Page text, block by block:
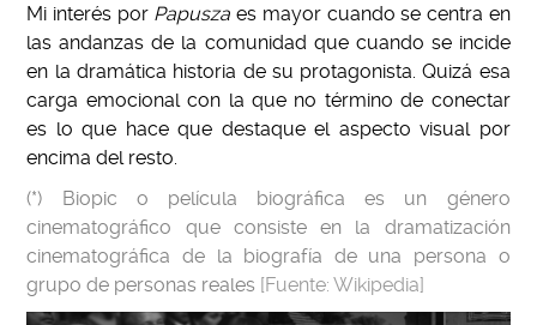
Mi interés por Papusza es mayor cuando se centra en
las andanzas de la comunidad que cuando se incide
en la dramática historia de su protagonista. Quizá esa
carga emocional con la que no término de conectar
es lo que hace que destaque el aspecto visual por
encima del resto.
(*) Biopic o película biográfica es un género
cinematográfico que consiste en la dramatización
cinematográfica de la biografía de una persona o
grupo de personas reales [Fuente: Wikipedia]